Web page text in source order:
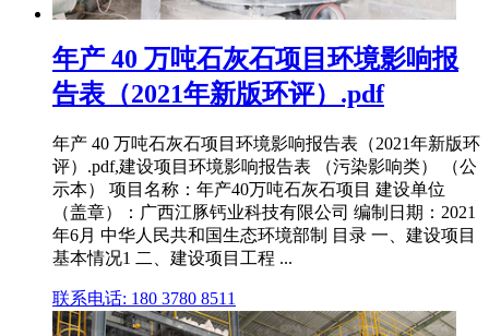
年产 40 万吨石灰石项目环境影响报
告表（2021年新版环评）.pdf
年产 40 万吨石灰石项目环境影响报告表（2021年新版环
评）.pdf,建设项目环境影响报告表 （污染影响类） （公
示本） 项目名称：年产40万吨石灰石项目 建设单位
（盖章）：广西江豚钙业科技有限公司 编制日期：2021
年6月 中华人民共和国生态环境部制 目录 一、建设项目
基本情况1 二、建设项目工程 ...
联系电话: 180 3780 8511